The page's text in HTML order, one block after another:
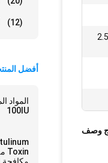
(12)
أفضل
المواد
100IU
فقط قم بتخفيفه بمحلول ملحي 2.5
وصف